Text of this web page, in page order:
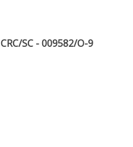
CRC/SC - 009582/O-9